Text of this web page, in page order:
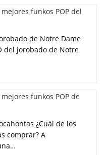
de Notre Dame
del jorobado de Notre
¿Cuál de los
comprar? A